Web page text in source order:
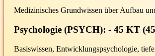
Medizinisches Grundwissen über Aufbau
Psychologie (PSYCH): - 45 KT
Basiswissen, Entwicklungspsychologie,